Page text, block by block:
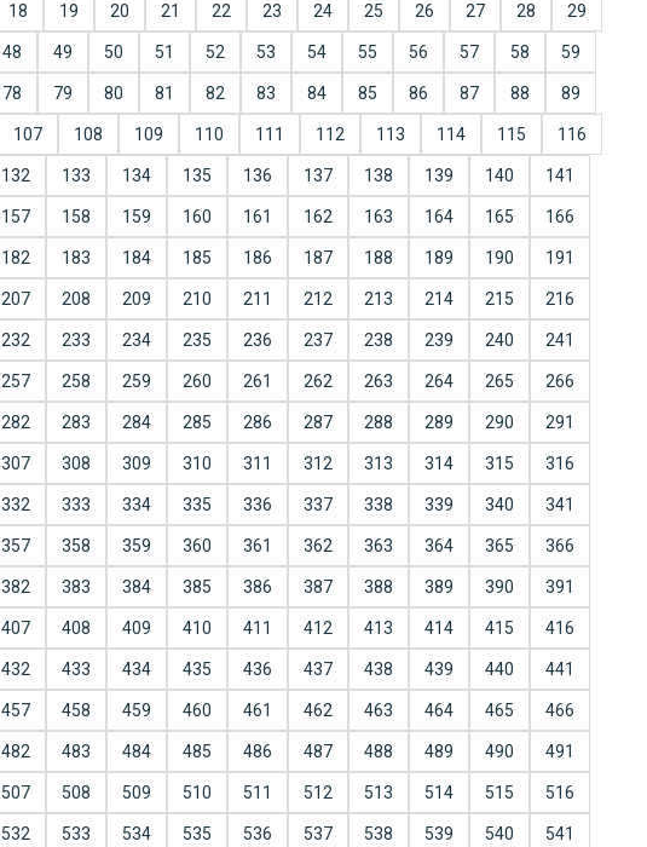
18 19 20 21 22 23 24 25 26 27 28 29
48 49 50 51 52 53 54 55 56 57 58 59
78 79 80 81 82 83 84 85 86 87 88 89
107 108 109 110 111 112 113 114 115 116
132 133 134 135 136 137 138 139 140 141
157 158 159 160 161 162 163 164 165 166
182 183 184 185 186 187 188 189 190 191
207 208 209 210 211 212 213 214 215 216
232 233 234 235 236 237 238 239 240 241
257 258 259 260 261 262 263 264 265 266
282 283 284 285 286 287 288 289 290 291
307 308 309 310 311 312 313 314 315 316
332 333 334 335 336 337 338 339 340 341
357 358 359 360 361 362 363 364 365 366
382 383 384 385 386 387 388 389 390 391
407 408 409 410 411 412 413 414 415 416
432 433 434 435 436 437 438 439 440 441
457 458 459 460 461 462 463 464 465 466
482 483 484 485 486 487 488 489 490 491
507 508 509 510 511 512 513 514 515 516
532 533 534 535 536 537 538 539 540 541